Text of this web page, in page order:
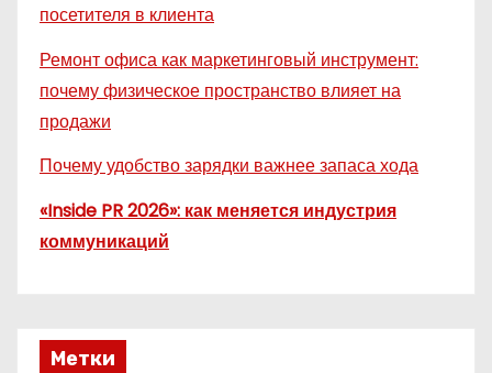
посетителя в клиента
Ремонт офиса как маркетинговый инструмент:
почему физическое пространство влияет на
продажи
Почему удобство зарядки важнее запаса хода
«Inside PR 2026»: как меняется индустрия
коммуникаций
Метки